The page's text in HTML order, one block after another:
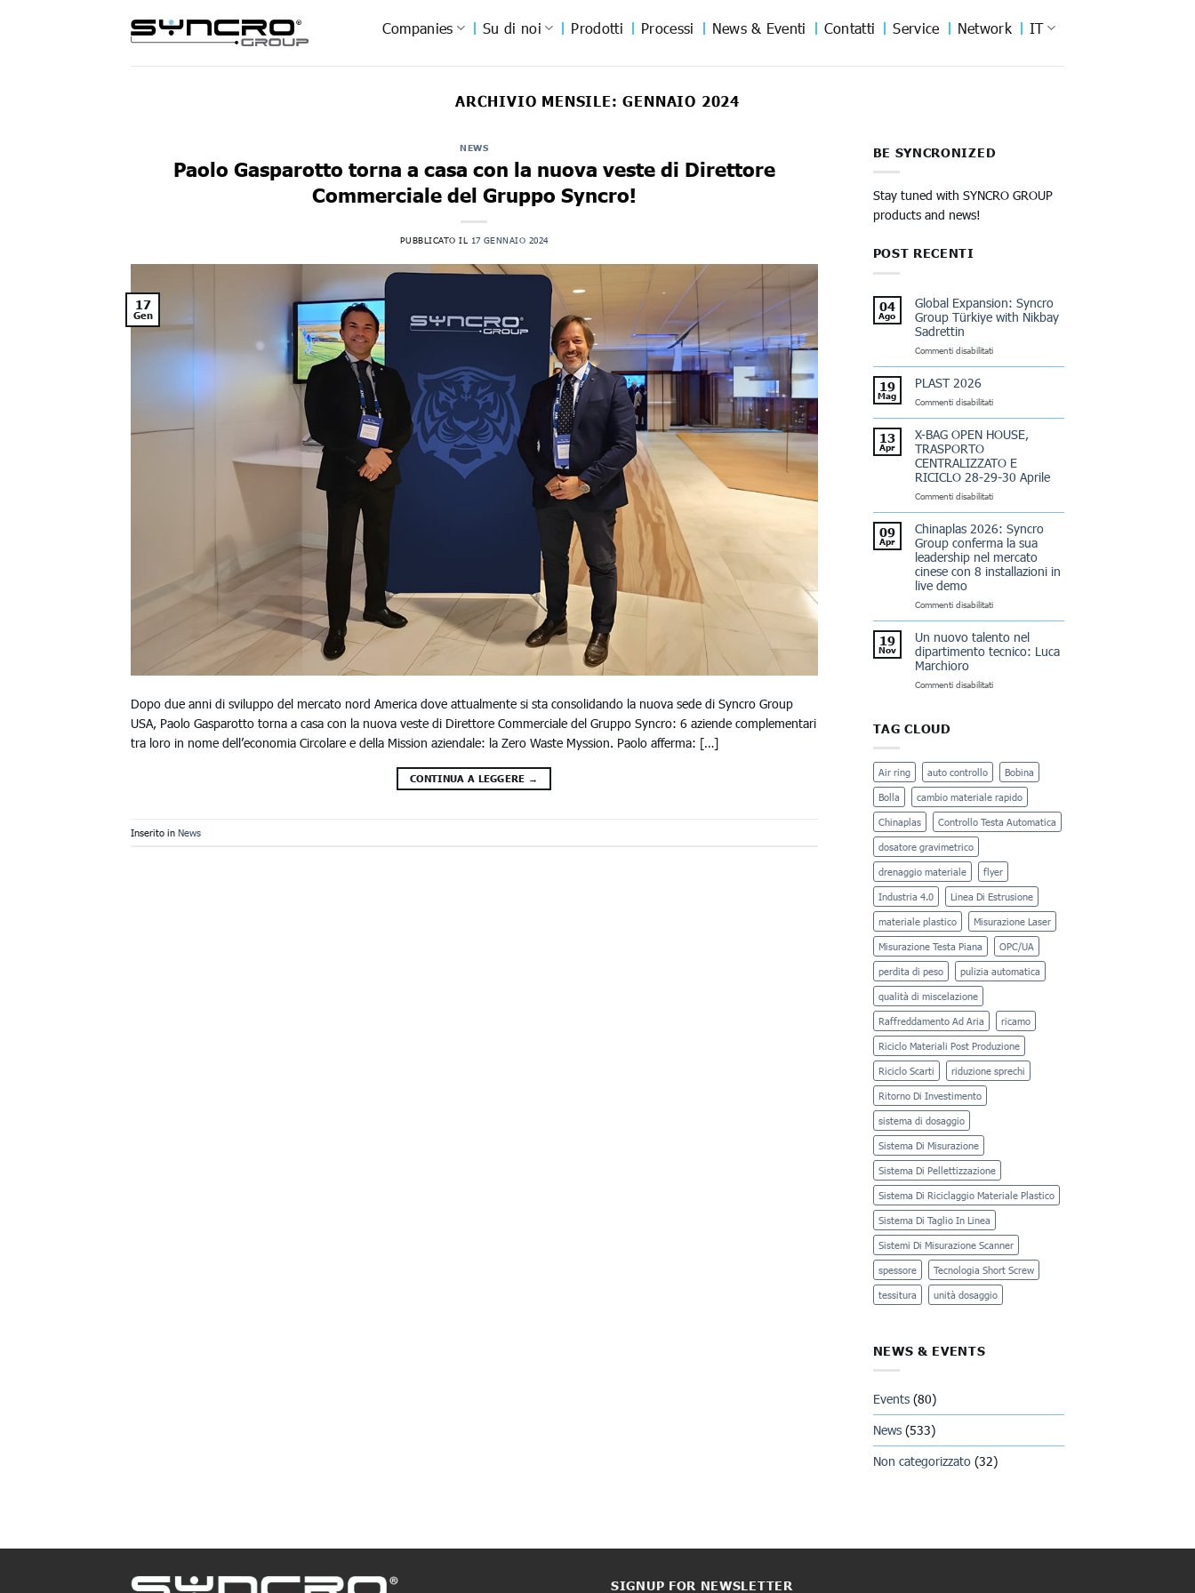
Companies Su di noi Prodotti Processi News & Eventi Contatti Service Network IT
ARCHIVIO MENSILE:GENNAIO 2024
NEWS
Paolo Gasparotto torna a casa con la nuova veste di Direttore
Commerciale del Gruppo Syncro!
PUBBLICATO IL 17 GENNAIO 2024
17
Gen
Dopo due anni di sviluppo del mercato nord America dove attualmente si sta consolidando la nuova sede di Syncro Group
USA, Paolo Gasparotto torna a casa con la nuova veste di Direttore Commerciale del Gruppo Syncro: 6 aziende complementari
tra loro in nome dell’economia Circolare e della Mission aziendale: la Zero Waste Myssion. Paolo afferma: […]
CONTINUA A LEGGERE →
Inserito in News
BE SYNCRONIZED
Stay tuned with SYNCRO GROUP
products and news!
POST RECENTI
04
Ago
Global Expansion: Syncro
Group Türkiye with Nikbay
Sadrettin
Commenti disabilitatisu
Group
Türkiye
with
Nikbay
19
Mag
PLAST 2026
Commenti disabilitatisu
13
Apr
X-BAG OPEN HOUSE,
TRASPORTO
CENTRALIZZATO E
RICICLO 28-29-30 Aprile
Commenti disabilitatisu
OPEN
HOUSE,
TRASPORTO
CENTRALIZZATO
RICICLO
30
Aprile
09
Apr
Chinaplas 2026: Syncro
Group conferma la sua
leadership nel mercato
cinese con 8 installazioni in
live demo
Commenti disabilitatisu
Syncro
Group
la
con
installazioni
in
live
demo
19
Nov
Un nuovo talento nel
dipartimento tecnico: Luca
Marchioro
Commenti disabilitatisu
tecnico:
Luca
Marchioro
TAG CLOUD
Air ring auto controllo Bobina
Bolla cambio materiale rapido
Chinaplas Controllo Testa Automatica
dosatore gravimetrico
drenaggio materiale flyer
Industria 4.0 Linea Di Estrusione
materiale plastico Misurazione Laser
Misurazione Testa Piana OPC/UA
perdita di peso pulizia automatica
qualità di miscelazione
Raffreddamento Ad Aria ricamo
Riciclo Materiali Post Produzione
Riciclo Scarti riduzione sprechi
Ritorno Di Investimento
sistema di dosaggio
Sistema Di Misurazione
Sistema Di Pellettizzazione
Sistema Di Riciclaggio Materiale Plastico
Sistema Di Taglio In Linea
Sistemi Di Misurazione Scanner
spessore Tecnologia Short Screw
tessitura unità dosaggio
NEWS & EVENTS
Events(80)
News(533)
Non categorizzato(32)
SIGNUP FOR NEWSLETTER